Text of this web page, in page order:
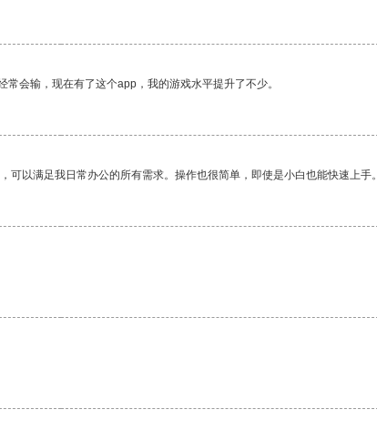
会输，现在有了这个app，我的游戏水平提升了不少。
以满足我日常办公的所有需求。操作也很简单，即使是小白也能快速上手。